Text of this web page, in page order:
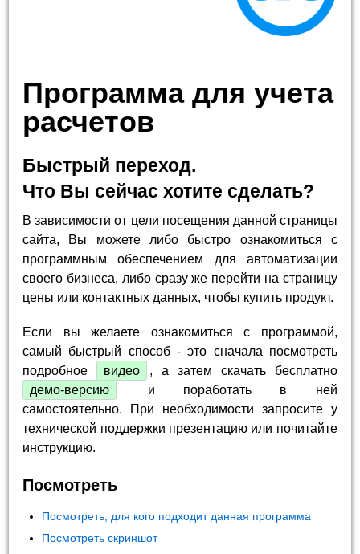
Программа для учета
расчетов
Быстрый переход.
Что Вы сейчас хотите сделать?
В зависимости от цели посещения данной страницы
сайта, Вы можете либо быстро ознакомиться с
программным обеспечением для автоматизации
своего бизнеса, либо сразу же перейти на страницу
цены или контактных данных, чтобы купить продукт.
Если вы желаете ознакомиться с программой,
самый быстрый способ - это сначала посмотреть
подробное
видео
, а затем скачать бесплатно
демо-версию
и поработать в ней
самостоятельно. При необходимости запросите у
технической поддержки презентацию или почитайте
инструкцию.
Посмотреть
Посмотреть, для кого подходит данная программа
Посмотреть скриншот